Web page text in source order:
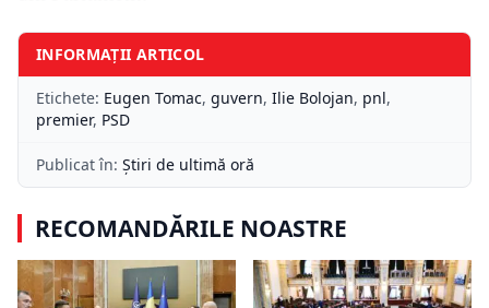
INFORMAȚII ARTICOL
Etichete: Eugen Tomac, guvern, Ilie Bolojan, pnl,
premier, PSD
Publicat în: Știri de ultimă oră
RECOMANDĂRILE NOASTRE